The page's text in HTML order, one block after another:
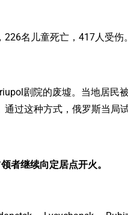
226名儿童死亡，417人受
剧院的废墟。当地居民
过这种方式，俄罗斯当局
者继续向定居点开火。